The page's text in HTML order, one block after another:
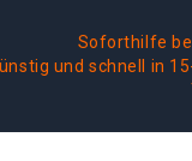
Soforthilfe
und schnell in